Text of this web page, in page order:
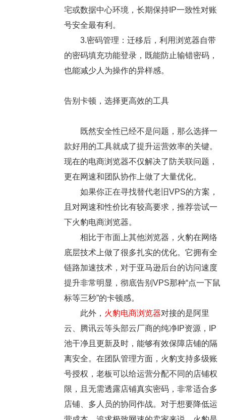
宅或数据中心环境，长期保持IP一致性对账
号安全最有利。
3.密码管理：迁移后，利用浏览器自带
的密码填充功能登录，既能防止输错密码，
也能减少人为操作的异样感。
告别卡顿，选择更高效的工具
既然安全性已经不是问题，那么选择一
款好用的工具就成了提升运营效率的关键。
现在的电商浏览器不仅解决了防关联问题，
更在网速和团队协作上做了大量优化。
如果你正在寻找替代老旧VPS的方案，
且对网速和性价比有较高要求，推荐尝试一
下火豹电商浏览器。
相比于市面上其他浏览器，火豹在网络
底层技术上做了很多扎实的优化。它拥有全
链路加速技术，对于亚马逊后台的访问速度
提升非常明显，彻底告别VPS那种“点一下鼠
标等三秒”的卡顿感。
此外， 火豹电商浏览器对接的是阿里
云、腾讯云等头部云厂商的纯净IP资源，IP
池干净且更新及时，能够有效保障店铺的隔
离安全。在团队管理方面，火豹支持多级账
号授权，老板可以给运营分配不同的店铺权
限，且无需透露店铺真实密码，非常适合多
店铺、多人员的协同作战。对于想要降低运